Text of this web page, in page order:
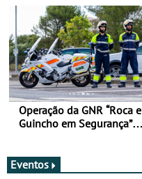
Operação da GNR “Roca e
Guincho em Segurança”
Eventos